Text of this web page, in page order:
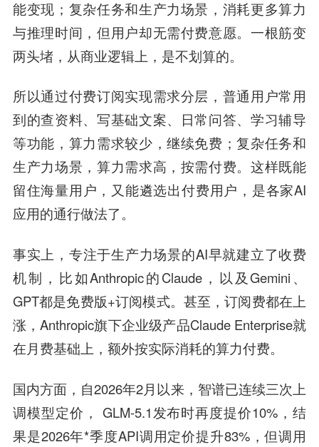
能变现；复杂任务和生产力场景，消耗更多算力
与推理时间，但用户却无需付费意愿。一根筋变
两头堵，从商业逻辑上，是不划算的。
所以通过付费订阅实现需求分层，普通用户常用
到的查资料、写基础文案、日常问答、学习辅导
等功能，算力需求较少，继续免费；复杂任务和
生产力场景，算力需求高，按需付费。这样既能
留住海量用户，又能遴选出付费用户，是各家AI
应用的通行做法了。
事实上，专注于生产力场景的AI早就建立了收费
机制，比如Anthropic的Claude，以及Gemini、
GPT都是免费版+订阅模式。甚至，订阅费都在上
涨，Anthropic旗下企业级产品Claude Enterprise就
在月费基础上，额外按实际消耗的算力付费。
国内方面，自2026年2月以来，智谱已连续三次上
调模型定价， GLM-5.1发布时再度提价10%，结
果是2026年*季度API调用定价提升83%，但调用